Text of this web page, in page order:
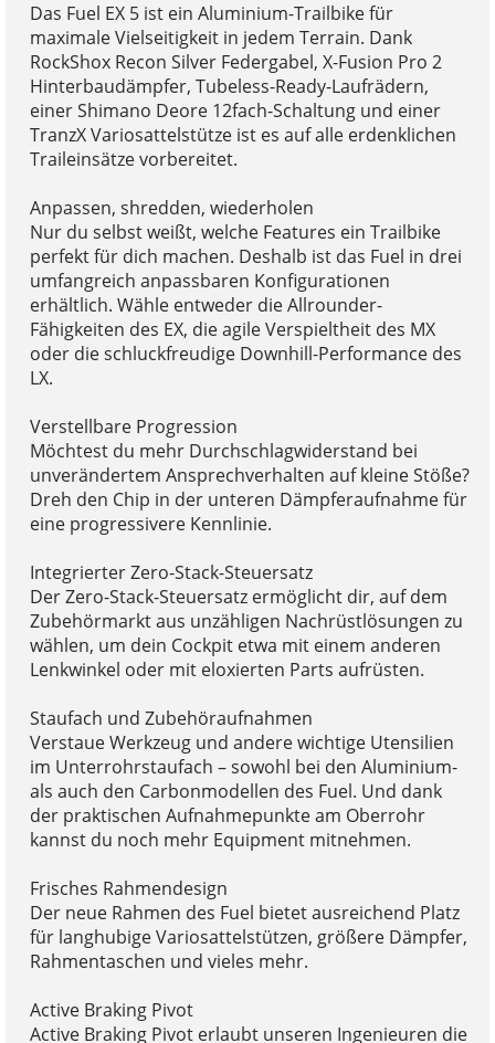
Das Fuel EX 5 ist ein Aluminium-Trailbike für
maximale Vielseitigkeit in jedem Terrain. Dank
RockShox Recon Silver Federgabel, X-Fusion Pro 2
Hinterbaudämpfer, Tubeless-Ready-Laufrädern,
einer Shimano Deore 12fach-Schaltung und einer
TranzX Variosattelstütze ist es auf alle erdenklichen
Traileinsätze vorbereitet.
Anpassen, shredden, wiederholen
Nur du selbst weißt, welche Features ein Trailbike
perfekt für dich machen. Deshalb ist das Fuel in drei
umfangreich anpassbaren Konfigurationen
erhältlich. Wähle entweder die Allrounder-
Fähigkeiten des EX, die agile Verspieltheit des MX
oder die schluckfreudige Downhill-Performance des
LX.
Verstellbare Progression
Möchtest du mehr Durchschlagwiderstand bei
unverändertem Ansprechverhalten auf kleine Stöße?
Dreh den Chip in der unteren Dämpferaufnahme für
eine progressivere Kennlinie.
Integrierter Zero-Stack-Steuersatz
Der Zero-Stack-Steuersatz ermöglicht dir, auf dem
Zubehörmarkt aus unzähligen Nachrüstlösungen zu
wählen, um dein Cockpit etwa mit einem anderen
Lenkwinkel oder mit eloxierten Parts aufrüsten.
Staufach und Zubehöraufnahmen
Verstaue Werkzeug und andere wichtige Utensilien
im Unterrohrstaufach – sowohl bei den Aluminium-
als auch den Carbonmodellen des Fuel. Und dank
der praktischen Aufnahmepunkte am Oberrohr
kannst du noch mehr Equipment mitnehmen.
Frisches Rahmendesign
Der neue Rahmen des Fuel bietet ausreichend Platz
für langhubige Variosattelstützen, größere Dämpfer,
Rahmentaschen und vieles mehr.
Active Braking Pivot
Active Braking Pivot erlaubt unseren Ingenieuren die